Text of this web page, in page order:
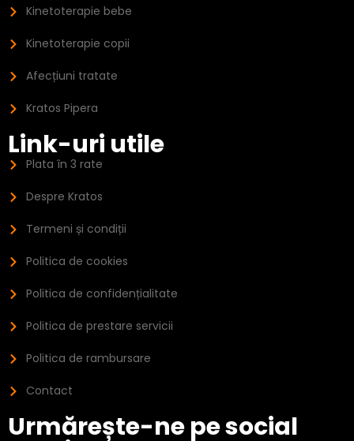
Kinetoterapie bebe
Kinetoterapie copii
Afecțiuni tratate
Kratos Pipera
Link-uri utile
Plata în 3 rate
Despre Kratos
Termeni și condiții
Politica de cookies
Politica de confidențialitate
Politica de prestare servicii
Politica de rambursare
Contact
Urmărește-ne pe social